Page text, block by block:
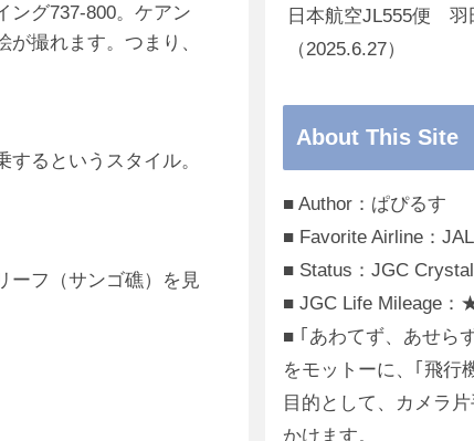
ング737-800。ケアン
撮れます。つまり、
るというスタイル。
ーフ（サンゴ礁）を見
日本航空JL555便
（2025.6.27）
About This Site
■ Author：ぱぴるす
■ Favorite Airline：JAL
■ Status：JGC Crystal
■ JGC Life Mileage
■ ｢あわてず、あせら
をモットーに、｢飛行
目的として、カメラ
かけます。